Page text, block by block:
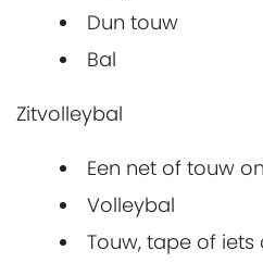
Dun touw
Bal
Zitvolleybal
Een net of touw
Volleybal
Touw, tape of